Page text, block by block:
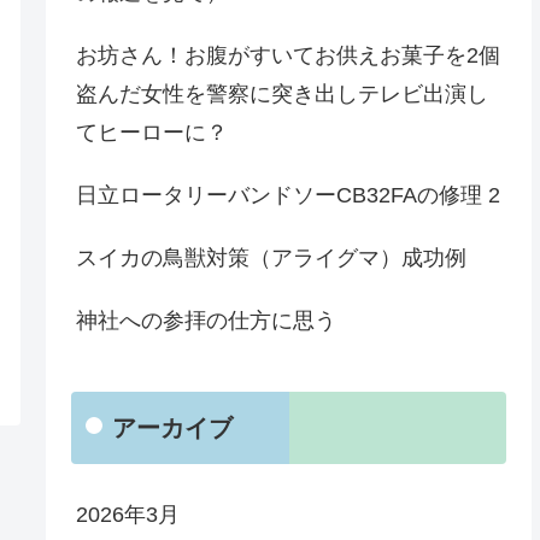
お坊さん！お腹がすいてお供えお菓子を2個
盗んだ女性を警察に突き出しテレビ出演し
てヒーローに？
日立ロータリーバンドソーCB32FAの修理 2
スイカの鳥獣対策（アライグマ）成功例
神社への参拝の仕方に思う
アーカイブ
2026年3月